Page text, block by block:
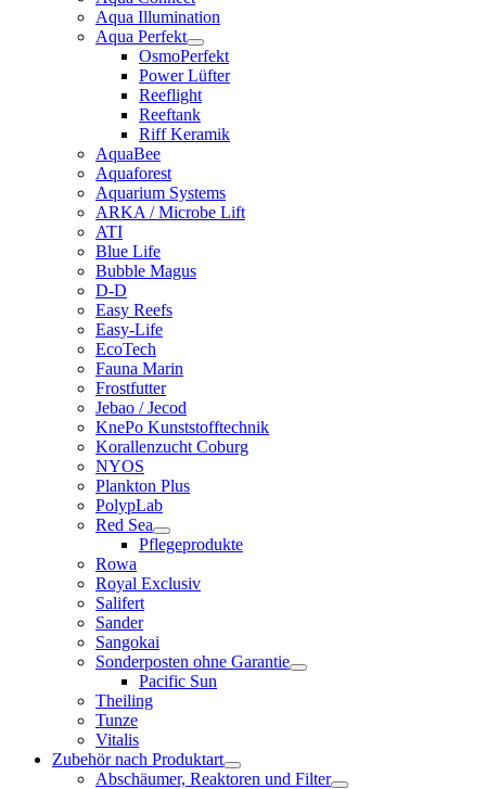
Aqua Illumination
Aqua Perfekt
OsmoPerfekt
Power Lüfter
Reeflight
Reeftank
Riff Keramik
AquaBee
Aquaforest
Aquarium Systems
ARKA / Microbe Lift
ATI
Blue Life
Bubble Magus
D-D
Easy Reefs
Easy-Life
EcoTech
Fauna Marin
Frostfutter
Jebao / Jecod
KnePo Kunststofftechnik
Korallenzucht Coburg
NYOS
Plankton Plus
PolypLab
Red Sea
Pflegeprodukte
Rowa
Royal Exclusiv
Salifert
Sander
Sangokai
Sonderposten ohne Garantie
Pacific Sun
Theiling
Tunze
Vitalis
Zubehör nach Produktart
Abschäumer, Reaktoren und Filter